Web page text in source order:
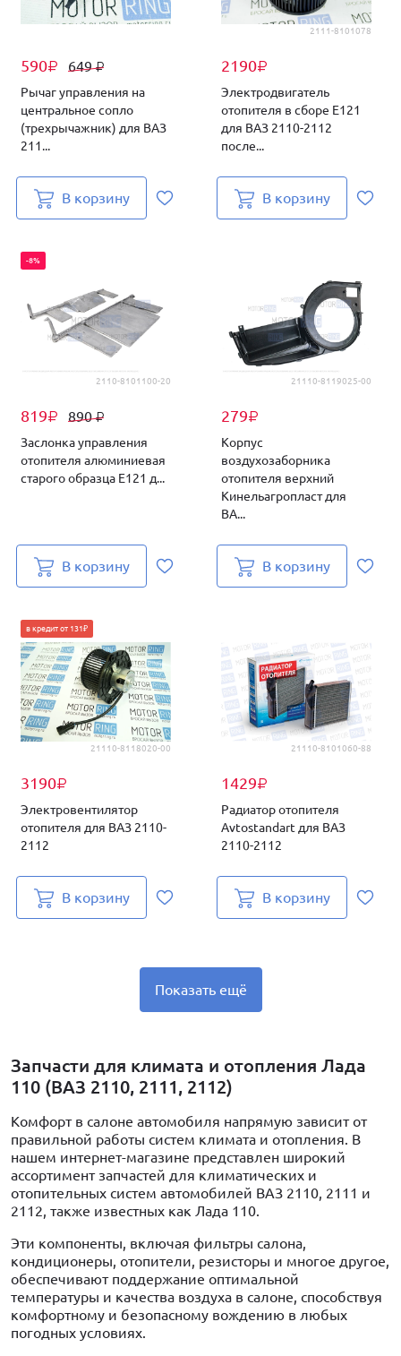
590₽ 649₽
Рычаг управления на
центральное сопло
(трехрычажник) для ВАЗ
211...
В корзину
2111-8101078
2190₽
Электродвигатель
отопителя в сборе Е121
для ВАЗ 2110-2112
после...
В корзину
2110-8101100-20
819₽ 890₽
-8%
Заслонка управления
отопителя алюминиевая
старого образца Е121 д...
В корзину
21110-8119025-00
279₽
Корпус
воздухозаборника
отопителя верхний
Кинельагропласт для
ВА...
В корзину
21110-8118020-00
3190₽
в кредит от 131₽
Электровентилятор
отопителя для ВАЗ 2110-
2112
В корзину
21110-8101060-88
1429₽
Радиатор отопителя
Avtostandart для ВАЗ
2110-2112
В корзину
Показать ещё
Запчасти для климата и отопления Лада
110 (ВАЗ 2110, 2111, 2112)
Комфорт в салоне автомобиля напрямую зависит от
правильной работы систем климата и отопления. В
нашем интернет-магазине представлен широкий
ассортимент запчастей для климатических и
отопительных систем автомобилей ВАЗ 2110, 2111 и
2112, также известных как Лада 110.
Эти компоненты, включая фильтры салона,
кондиционеры, отопители, резисторы и многое другое,
обеспечивают поддержание оптимальной
температуры и качества воздуха в салоне, способствуя
комфортному и безопасному вождению в любых
погодных условиях.